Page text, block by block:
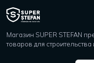
Магазин SUPER STEFAN
товаров для строительства